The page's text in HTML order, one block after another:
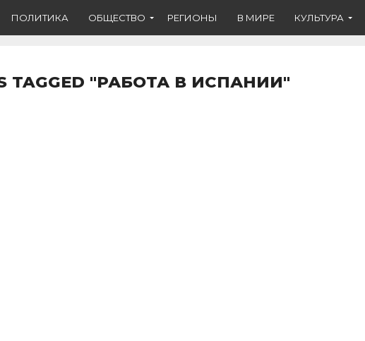
ПОЛИТИКА ОБЩЕСТВО РЕГИОНЫ В МИРЕ КУЛЬТУРА
TAGGED "РАБОТА В ИСПАНИИ"